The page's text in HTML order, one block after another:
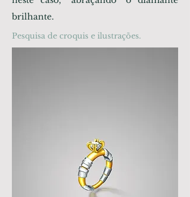
brilhante.
Pesquisa de croquis e ilustrações.